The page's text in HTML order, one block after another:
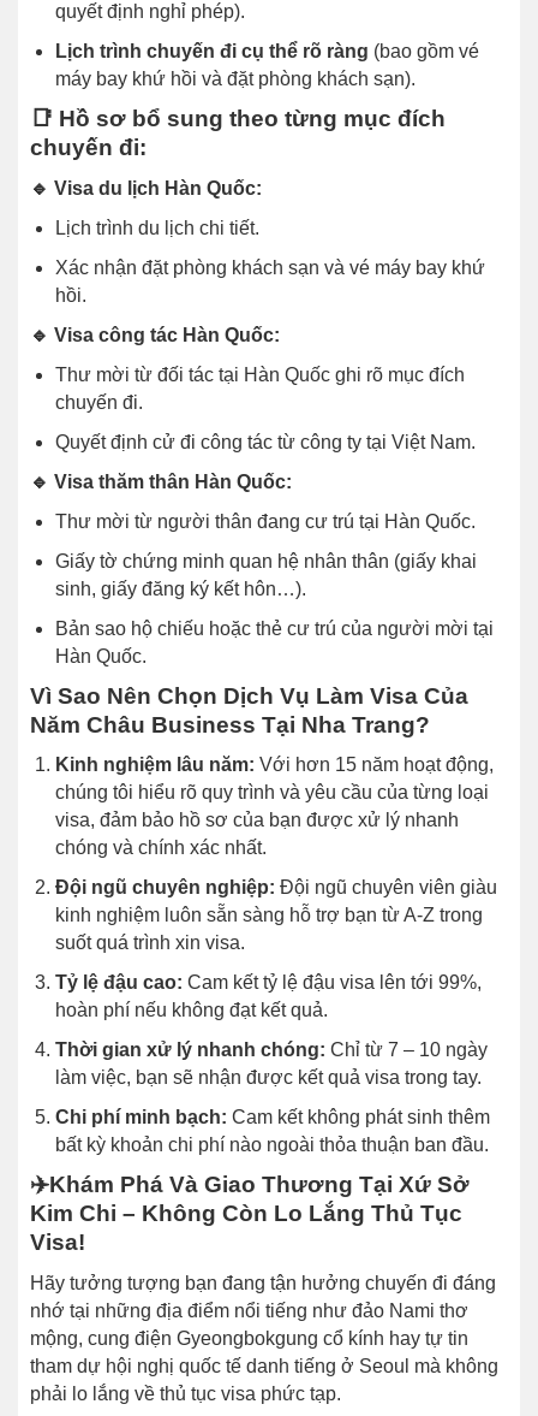
quyết định nghỉ phép).
Lịch trình chuyến đi cụ thể rõ ràng (bao gồm vé
máy bay khứ hồi và đặt phòng khách sạn).
📑 Hồ sơ bổ sung theo từng mục đích
chuyến đi:
🔹 Visa du lịch Hàn Quốc:
Lịch trình du lịch chi tiết.
Xác nhận đặt phòng khách sạn và vé máy bay khứ
hồi.
🔹 Visa công tác Hàn Quốc:
Thư mời từ đối tác tại Hàn Quốc ghi rõ mục đích
chuyến đi.
Quyết định cử đi công tác từ công ty tại Việt Nam.
🔹 Visa thăm thân Hàn Quốc:
Thư mời từ người thân đang cư trú tại Hàn Quốc.
Giấy tờ chứng minh quan hệ nhân thân (giấy khai
sinh, giấy đăng ký kết hôn…).
Bản sao hộ chiếu hoặc thẻ cư trú của người mời tại
Hàn Quốc.
Vì Sao Nên Chọn Dịch Vụ Làm Visa Của
Năm Châu Business Tại Nha Trang?
Kinh nghiệm lâu năm: Với hơn 15 năm hoạt động,
chúng tôi hiểu rõ quy trình và yêu cầu của từng loại
visa, đảm bảo hồ sơ của bạn được xử lý nhanh
chóng và chính xác nhất.
Đội ngũ chuyên nghiệp: Đội ngũ chuyên viên giàu
kinh nghiệm luôn sẵn sàng hỗ trợ bạn từ A-Z trong
suốt quá trình xin visa.
Tỷ lệ đậu cao: Cam kết tỷ lệ đậu visa lên tới 99%,
hoàn phí nếu không đạt kết quả.
Thời gian xử lý nhanh chóng: Chỉ từ 7 – 10 ngày
làm việc, bạn sẽ nhận được kết quả visa trong tay.
Chi phí minh bạch: Cam kết không phát sinh thêm
bất kỳ khoản chi phí nào ngoài thỏa thuận ban đầu.
✈️Khám Phá Và Giao Thương Tại Xứ Sở
Kim Chi – Không Còn Lo Lắng Thủ Tục
Visa!
Hãy tưởng tượng bạn đang tận hưởng chuyến đi đáng
nhớ tại những địa điểm nổi tiếng như đảo Nami thơ
mộng, cung điện Gyeongbokgung cổ kính hay tự tin
tham dự hội nghị quốc tế danh tiếng ở Seoul mà không
phải lo lắng về thủ tục visa phức tạp.